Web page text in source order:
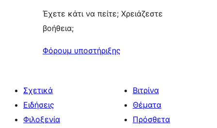
Έχετε κάτι να πείτε; Χρειάζεστε
βοήθεια;
Φόρουμ υποστήριξης
Σχετικά
Ειδήσεις
Φιλοξενία
Βιτρίνα
Θέματα
Πρόσθετα